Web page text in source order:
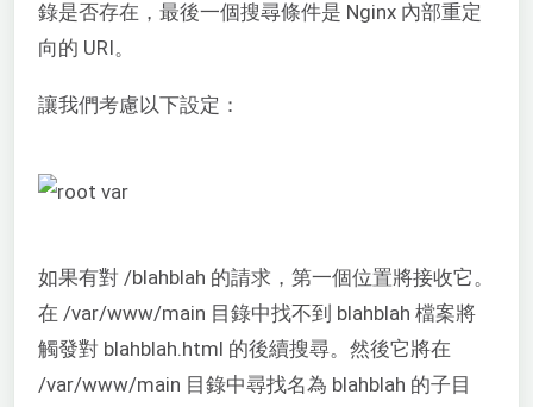
錄是否存在，最後一個搜尋條件是 Nginx 內部重定
向的 URI。
讓我們考慮以下設定：
如果有對 /blahblah 的請求，第一個位置將接收它。
在 /var/www/main 目錄中找不到 blahblah 檔案將
觸發對 blahblah.html 的後續搜尋。然後它將在
/var/www/main 目錄中尋找名為 blahblah 的子目